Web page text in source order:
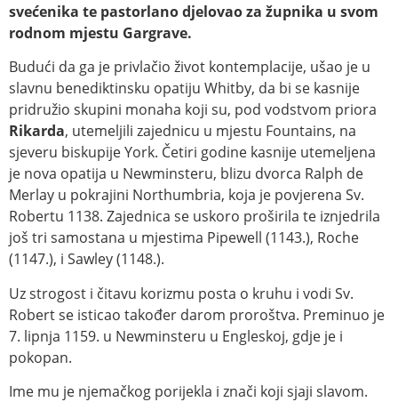
svećenika te pastorlano djelovao za župnika u svom
rodnom mjestu Gargrave.
Budući da ga je privlačio život kontemplacije, ušao je u
slavnu benediktinsku opatiju Whitby, da bi se kasnije
pridružio skupini monaha koji su, pod vodstvom priora
Rikarda, utemeljili zajednicu u mjestu Fountains, na
sjeveru biskupije York. Četiri godine kasnije utemeljena
je nova opatija u Newminsteru, blizu dvorca Ralph de
Merlay u pokrajini Northumbria, koja je povjerena Sv.
Robertu 1138. Zajednica se uskoro proširila te iznjedrila
još tri samostana u mjestima Pipewell (1143.), Roche
(1147.), i Sawley (1148.).
Uz strogost i čitavu korizmu posta o kruhu i vodi Sv.
Robert se isticao također darom proroštva. Preminuo je
7. lipnja 1159. u Newminsteru u Engleskoj, gdje je i
pokopan.
Ime mu je njemačkog porijekla i znači koji sjaji slavom.